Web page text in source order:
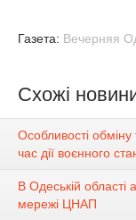
Газета: Вечерняя
Схожі
Особливості обміну
час дії воєнного
В Одеській
мережі ЦНАП